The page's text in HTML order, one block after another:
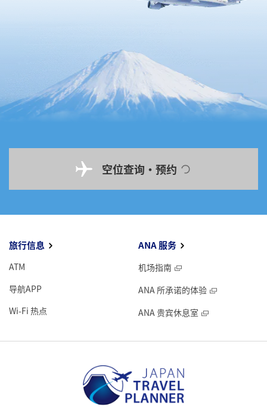
空位查询・预约
旅行信息
ATM
导航APP
Wi-Fi 热点
ANA 服务
机场指南
ANA 所承诺的体验
ANA 贵宾休息室